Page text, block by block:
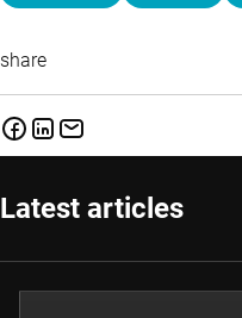
share
Latest articles